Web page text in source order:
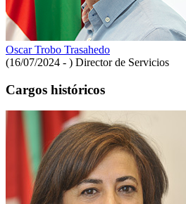
Oscar Trobo Trasahedo
(16/07/2024 - ) Director de Servicios
Cargos históricos